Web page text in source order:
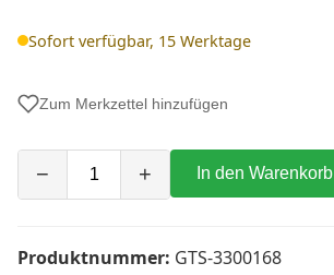
Sofort verfügbar, 15 Werktage
Zum Merkzettel hinzufügen
− + In den Warenkorb
Produktnummer: GTS-3300168